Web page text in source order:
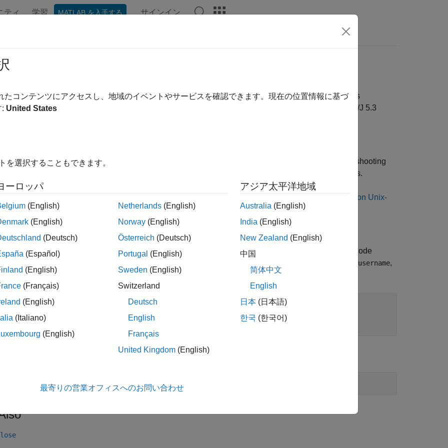
ティ 学習 MATLAB を入手する サインイン
shows how to verify your driver installation and connect to a MySQL®
database using a DSN-less
string at the command line. (DSN is a data source name.) The tutorial uses the MySQL Connector/J 5.3
driver is typically preinstalled on your computer. For details about the driver installation or troubleshooting
contact your database administrator or refer to your database documentation on ODBC drivers.
Installing Connector/ODBC on Unix-
.
Connect using the DSN-less connection string and command line.
to the database using the DSN-less connection string with theodbc
function. For example, this code
username,
passwordpwd.
= strcat( "Driver={MySQL ODBC 5.3 Ansi Driver}; Server=localhost; "
"Database=toystore_doc; UID=username; PWD=pwd"
conn = odbc(dsnless);
たコンテンツにアクセスし、地域のイベントやサービスを確認できます。現在の位置情報に基づ
: United States
を選択することもできます。
ーロッパ
(English)
(English)
(Deutsch)
(Español)
(English)
(Français)
(English)
(Italiano)
(English)
Netherlands (English)
Norway (English)
Österreich (Deutsch)
Portugal (English)
Sweden (English)
Switzerland
Deutsch
English
Français
United Kingdom (English)
アジア太平洋地域
Australia (English)
India (English)
New Zealand (English)
中国
简体中文
English
日本 (日本語)
한국 (한국어)
最寄りの営業オフィスへのお問い合わせ